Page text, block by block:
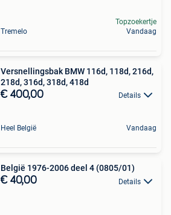
Tremelo
Topzoekertje
Vandaag
Versnellingsbak BMW 116d, 118d, 216d,
218d, 316d, 318d, 418d
€ 400,00 Details
Heel België Vandaag
België 1976-2006 deel 4 (0805/01)
€ 40,00 Details